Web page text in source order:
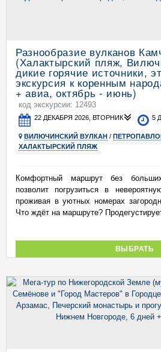
Разнообразие вулканов
(Халактырский пляж,
дикие горячие источники,
экскурсия к коренным
+ авиа, октябрь - июнь)
код экскурсии: 12493
22 ДЕКАБРЯ 2026, ВТОРНИК 5
ВИЛЮЧИНСКИЙ ВУЛКАН /
ХАЛАКТЫРСКИЙ ПЛЯЖ
Комфортный маршрут без
позволит погрузиться в
проживая в уютных номерах
Что ждёт на маршруте?
ВЫБРАТЬ